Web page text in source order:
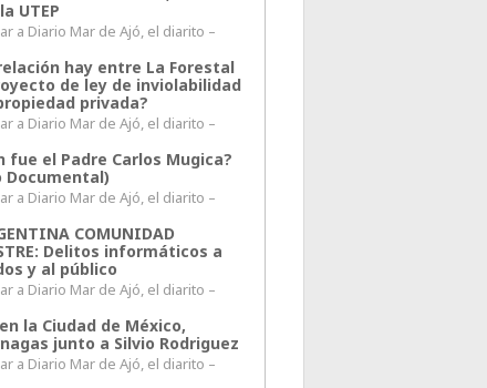
UTEP
a Diario Mar de Ajó, el diarito –
hay entre La Forestal
de ley de inviolabilidad
privada?
a Diario Mar de Ajó, el diarito –
fue el Padre Carlos Mugica?
Documental)
a Diario Mar de Ajó, el diarito –
COMUNIDAD
Delitos informáticos a
y al público
a Diario Mar de Ajó, el diarito –
la Ciudad de México,
junto a Silvio Rodriguez
a Diario Mar de Ajó, el diarito –